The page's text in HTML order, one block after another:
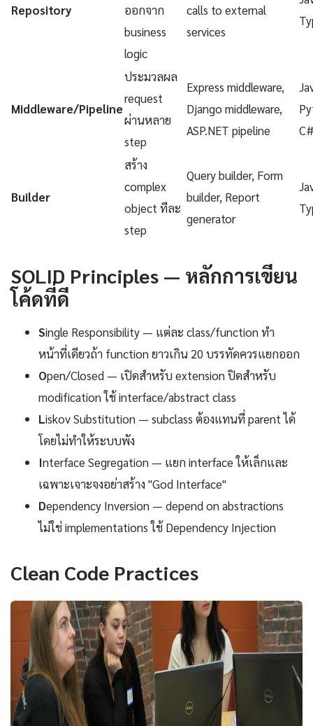
Repository
ออกจาก
business
logic
calls to external
services
Middleware/Pipeline
ประมวลผล
request
ผ่านหลาย
step
Express middleware,
Django middleware,
ASP.NET pipeline
Builder
สร้าง
complex
object ทีละ
step
Query builder, Form
builder, Report
generator
SOLID Principles — หลักการเขียน
โค้ดที่ดี
Single Responsibility — แต่ละ class/function ทำ
หน้าที่เดียวถ้า function ยาวเกิน 20 บรรทัดควรแยกออก
Open/Closed — เปิดสำหรับ extension ปิดสำหรับ
modification ใช้ interface/abstract class
Liskov Substitution — subclass ต้องแทนที่ parent ได้
โดยไม่ทำให้ระบบพัง
Interface Segregation — แยก interface ให้เล็กและ
เฉพาะเจาะจงอย่าสร้าง "God Interface"
Dependency Inversion — depend on abstractions
ไม่ใช่ implementations ใช้ Dependency Injection
Clean Code Practices